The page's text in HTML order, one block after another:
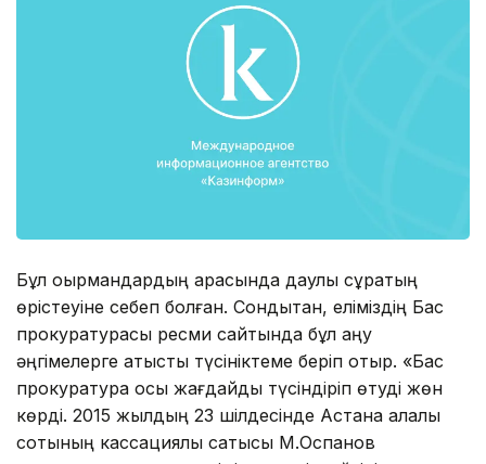
Бұл оқырмандардың арасында даулы сұрақтың
өрістеуіне себеп болған. Сондықтан, еліміздің Бас
прокуратурасы ресми сайтында бұл қаңқу
әңгімелерге қатысты түсініктеме беріп отыр. «Бас
прокуратура осы жағдайды түсіндіріп өтуді жөн
көрді. 2015 жылдың 23 шілдесінде Астана қалалық
сотының кассациялық сатысы М.Оспанов